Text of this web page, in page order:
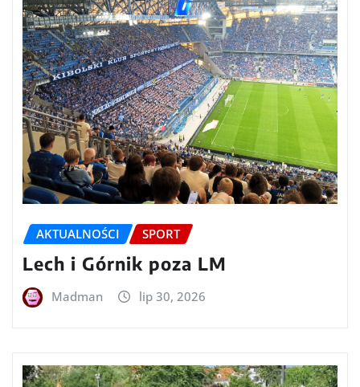
AKTUALNOŚCI SPORT
Lech i Górnik poza LM
Madman lip 30, 2026